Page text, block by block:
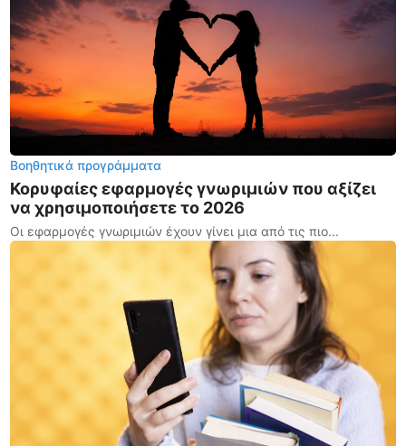
Βοηθητικά προγράμματα
Κορυφαίες εφαρμογές γνωριμιών που αξίζει
να χρησιμοποιήσετε το 2026
Οι εφαρμογές γνωριμιών έχουν γίνει μια από τις πιο...